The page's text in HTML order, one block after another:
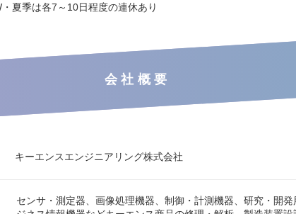
夏季は各7～10日程度の連休あり
会社概要
キーエンスエンジニアリング株式会社
センサ・測定器、画像処理機器、制御・計測機器、研究・開